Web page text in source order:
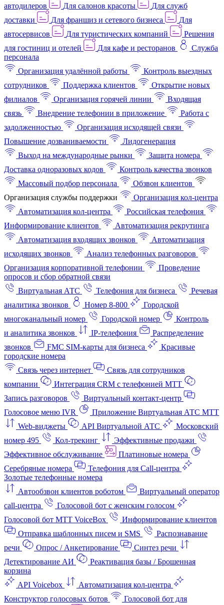
автодилеров
Для салонов красоты
Для служб
доставки
Для франшиз и сетевого бизнеса
Для
автосервисов
Для туристических компаний
Решения
для гостиниц и отелей
Для кафе и ресторанов
Служба
персонала
Организация удалённой работы
Контроль выездных
сотрудников
Поддержка клиентов
Открытие новых
филиалов
Организация горячей линии
Входящая
связь
Внедрение телефонии в приложение
Работа с
задолженностью
Организация исходящей связи
Повышение дозваниваемости
Лидогенерация
Выход на международные рынки
Защита номера
Доставка одноразовых кодов
Контроль качества звонков
Массовый подбор персонала
Обзвон клиентов
Организация службы поддержки
Организация кол-центра
Автоматизация кол-центра
Российская телефония
Информирование клиентов
Автоматизация рекрутинга
Автоматизация входящих звонков
Автоматизация
исходящих звонков
Анализ телефонных разговоров
Организация корпоративной телефонии
Проведение
опросов и сбор обратной связи
Виртуальная АТС
Телефония для бизнеса
Речевая
аналитика звонков
Номер 8-800
Городской
многоканальный номер
Городской номер
Контроль
и аналитика звонков
IP-телефония
Распределение
звонков
FMC SIM-карты для бизнеса
Красивые
городские номера
Связь через интернет
Связь для сотрудников
компании
Интеграция CRM с телефонией МТТ
Запись разговоров
Виртуальный контакт‑центр
Голосовое меню IVR
Приложение Виртуальная АТС МТТ
Web-виджеты
API Виртуальной АТС
Московский
номер 495
Кол-трекинг
Эффективные продажи
Эффективное обслуживание
Платиновые номера
Серебряные номера
Телефония для Call-центра
Золотые телефонные номера
Автообзвон клиентов роботом
Виртуальный оператор
call-центра
Голосовой бот с женским голосом
Голосовой бот МТТ VoiceBox
Информирование клиентов
Отправка шаблонных писем и SMS
Распознавание
речи
Опрос / Анкетирование
Синтез речи
Детектирование АИ
Реактивация базы / Брошенная
корзина
API Voicebox
Автоматизация кол‑центра
Конструктор голосовых ботов
Голосовой бот для